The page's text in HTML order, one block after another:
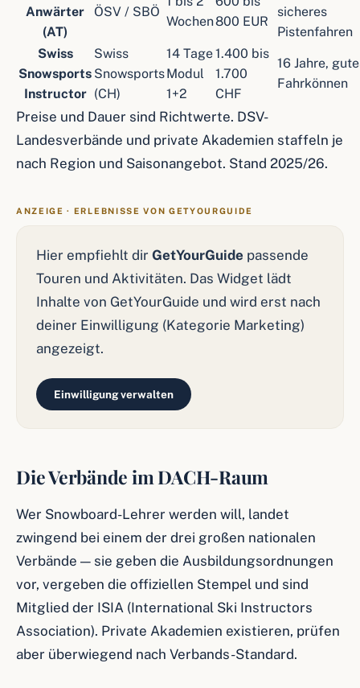
Anwärter
(AT)
ÖSV / SBÖ
Wochen800 EUR
sicheres
Pistenfahren
Swiss
Snowsports
Instructor
Swiss
Snowsports
(CH)
14 Tage
Modul
1+2
1.400 bis
1.700
CHF
16 Jahre,
Fahrkönnen
Preise und Dauer sind Richtwerte. DSV-
Landesverbände und private Akademien staffeln je
nach Region und Saisonangebot. Stand 2025/26.
ANZEIGE · ERLEBNISSE VON GETYOURGUIDE
Hier empfiehlt dir GetYourGuide passende
Touren und Aktivitäten. Das Widget lädt
Inhalte von GetYourGuide und wird erst nach
deiner Einwilligung (Kategorie Marketing)
angezeigt.
Einwilligung verwalten
Die Verbände im DACH-Raum
Wer Snowboard-Lehrer werden will, landet
zwingend bei einem der drei großen nationalen
Verbände — sie geben die Ausbildungsordnungen
vor, vergeben die offiziellen Stempel und sind
Mitglied der ISIA (International Ski Instructors
Association). Private Akademien existieren, prüfen
aber überwiegend nach Verbands-Standard.